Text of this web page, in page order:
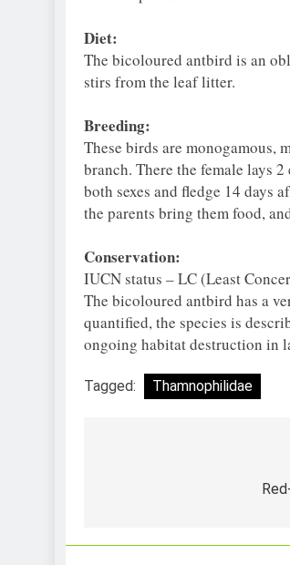
Diet:
The bicoloured antbird is an
stirs from the leaf litter.
Breeding:
These birds are monogamous,
branch. There the female lays
both sexes and fledge 14 days
the parents bring them food,
Conservation:
IUCN status – LC (Least
The bicoloured antbird has a
quantified, the species is
ongoing habitat destruction in
Tagged: Thamnophilidae